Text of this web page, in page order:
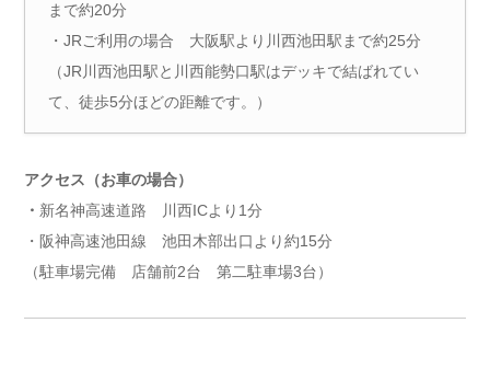
まで約20分
・JRご利用の場合 大阪駅より川西池田駅まで約25分
（JR川西池田駅と川西能勢口駅はデッキで結ばれてい
て、徒歩5分ほどの距離です。）
アクセス（お車の場合）
・ 新名神高速道路 川西ICより1分
・阪神高速池田線 池田木部出口より約15分
（駐車場完備 店舗前2台 第二駐車場3台）